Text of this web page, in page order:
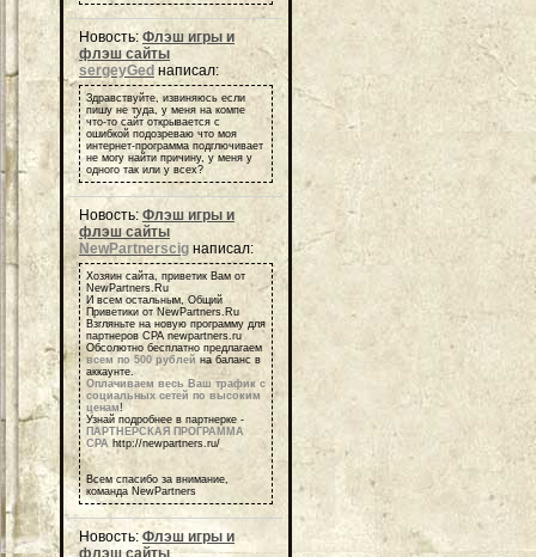
Новость: Флэш игры и
флэш сайты
sergeyGed написал:
Здравствуйте, извиняюсь если
пишу не туда, у меня на компе
что-то сайт открывается с
ошибкой подозреваю что моя
интернет-программа подглючивает
не могу найти причину, у меня у
одного так или у всех?
Новость: Флэш игры и
флэш сайты
NewPartnerscig написал:
Хозяин сайта, приветик Вам от
NewPartners.Ru
И всем остальным, Общий
Приветики от NewPartners.Ru
Взгляньте на новую программу для
партнеров СРА newpartners.ru
Обсолютно бесплатно предлагаем
всем по 500 рублей на баланс в
аккаунте.
Оплачиваем весь Ваш трафик с
социальных сетей по высоким
ценам!
Узнай подробнее в партнерке -
ПАРТНЕРСКАЯ ПРОГРАММА
СРА http://newpartners.ru/
Всем спасибо за внимание,
команда NewPartners
Новость:Флэш игры и
флэш сайты